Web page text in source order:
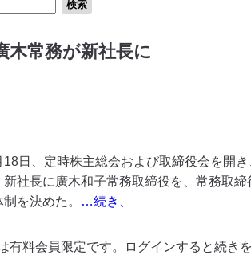
木常務が新社長に
日、定時株主総会および取締役会を開
社長に廣木和子常務取締役を、常務取
を決めた。
…続き、
有料会員限定です。ログインすると続き